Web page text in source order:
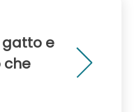
gatto e
che